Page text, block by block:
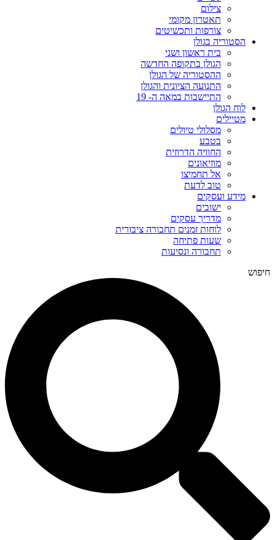
צילום
תאטרון מקומי
צורפות ותכשיטים
הסטוריה בגולן
בית ראשון ושני
הגולן בתקופה החדשה
ההסטוריה של הגולן
התנועה הציונית והגולן
התיישבות במאה ה- 19
לוח הגולן
מטיילים
מסלולי טיולים
בטבע
החוויה הדרוזית
מוזיאונים
אל תחמיצו
טוב לדעת
מידע ועסקים
ישובים
מדריך עסקים
לוחות זמנים תחבורה ציבורית
שעות פתיחה
תחבורה ונסיעות
חיפוש